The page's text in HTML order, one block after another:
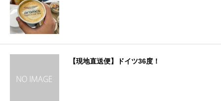
【現地直送便】ドイツ36度！